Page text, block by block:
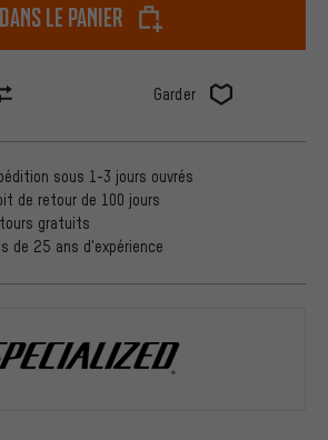
dans le panier
Garder
sous 1-3 jours ouvrés
de retour de 100 jours
gratuits
de 25 ans d'expérience